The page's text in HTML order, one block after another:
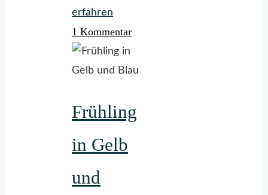
erfahren
Kalender
2026
~
Seiten,
bedruckt,
1 Kommentar
Frühling
in Gelb
und